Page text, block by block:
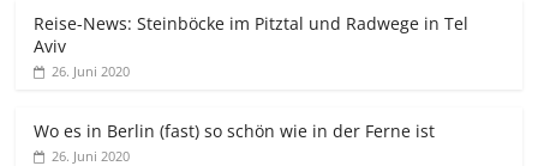
Reise-News: Steinböcke im Pitztal und Radwege in Tel
Aviv
26. Juni 2020
Wo es in Berlin (fast) so schön wie in der Ferne ist
26. Juni 2020